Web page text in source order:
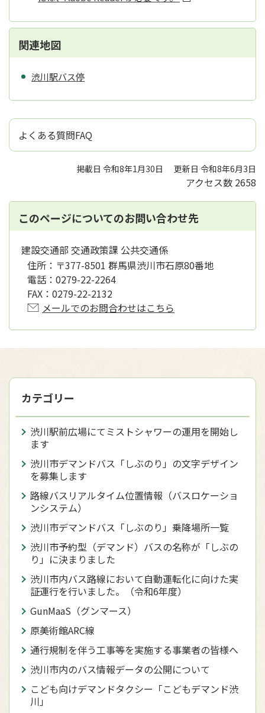
関連地図
渋川駅バス停
よくある質問FAQ
掲載日 令和8年1月30日 更新日 令和8年6月3日
アクセス数 2658
このページについてのお問い合わせ先
建設交通部 交通政策課 公共交通係
住所： 〒377-8501 群馬県渋川市石原80番地
電話： 0279-22-2264
FAX： 0279-22-2132
メールでのお問合わせはこちら
カテゴリー
渋川駅前広場にてミストシャワーの運用を開始し
ます
渋川市デマンドバス「しぶのり」の文字デザイン
を募集します
路線バスリアルタイム位置情報（バスロケーショ
ンシステム）
渋川市デマンドバス「しぶのり」乗降場所一覧
渋川市予約型（デマンド）バスの名称が「しぶの
り」に決まりました
渋川市内バス路線において自動運転化に向けた実
証運行を行いました。（令和6年度）
GunMaaS（グンマース）
原美術館ARC線
通行規制を伴う工事等を実施する事業者の皆様へ
渋川市内のバス情報データの公開について
こども向けデマンドタクシー「こどもデマンド渋
川」